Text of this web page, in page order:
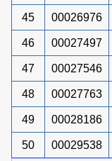
45 00026976
46 00027497
47 00027546
48 00027763
49 00028186
50 00029538